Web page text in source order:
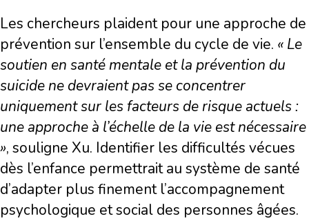
Les chercheurs plaident pour une approche de
prévention sur l’ensemble du cycle de vie. « Le
soutien en santé mentale et la prévention du
suicide ne devraient pas se concentrer
uniquement sur les facteurs de risque actuels :
une approche à l’échelle de la vie est nécessaire
», souligne Xu. Identifier les difficultés vécues
dès l’enfance permettrait au système de santé
d’adapter plus finement l’accompagnement
psychologique et social des personnes âgées.